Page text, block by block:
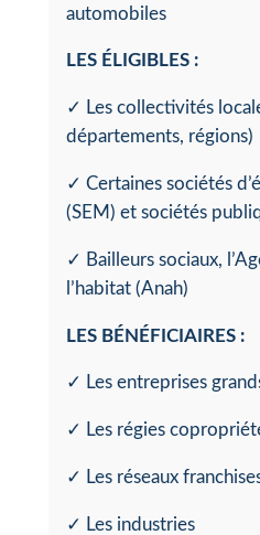
automobiles
LES ÉLIGIBLES :
✓ Les collectivités
départements, régions)
✓ Certaines sociétés
(SEM) et sociétés
✓ Bailleurs sociaux,
l’habitat (Anah)
LES BÉNÉFICIAIRES :
✓ Les entreprises
✓ Les régies
✓ Les réseaux
✓ Les industries